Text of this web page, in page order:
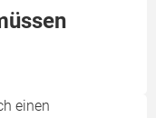
einen